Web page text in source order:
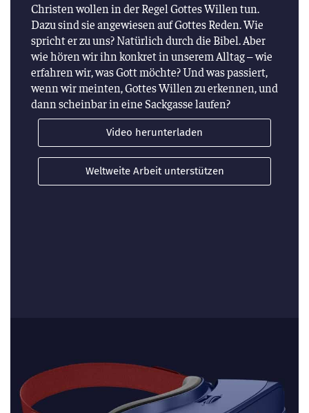
Christen wollen in der Regel Gottes Willen tun.
Dazu sind sie angewiesen auf Gottes Reden. Wie
spricht er zu uns? Natürlich durch die Bibel. Aber
wie hören wir ihn konkret in unserem Alltag – wie
erfahren wir, was Gott möchte? Und was passiert,
wenn wir meinten, Gottes Willen zu erkennen, und
dann scheinbar in eine Sackgasse laufen?
Video herunterladen
Weltweite Arbeit unterstützen